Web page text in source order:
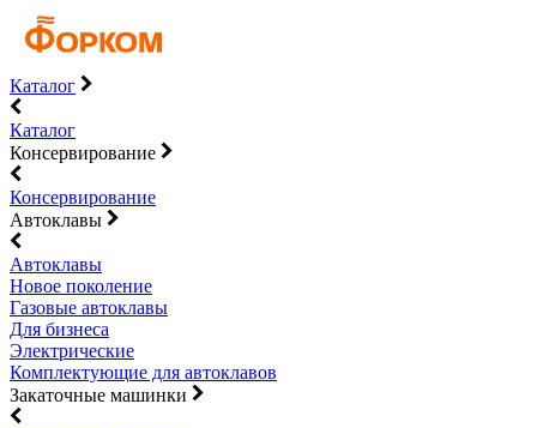
Каталог
Каталог
Консервирование
Консервирование
Автоклавы
Автоклавы
Новое поколение
Газовые автоклавы
Для бизнеса
Электрические
Комплектующие для автоклавов
Закаточные машинки